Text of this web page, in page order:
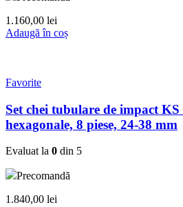
1.160,00 lei
Adaugă în coș
Favorite
Set chei tubulare de impact
hexagonale, 8 piese, 24-38 mm
Evaluat la 0 din 5
Precomandă
1.840,00 lei